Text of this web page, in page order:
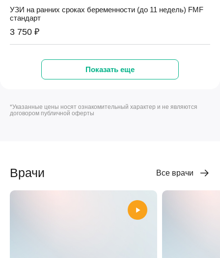
УЗИ на ранних сроках беременности (до 11 недель) FMF
стандарт
3 750 ₽
Оперативные вмешательства
23 507 ₽
Субтотальная гистерэктомия (ампутация матки) с
использованием видеоэндоскопических технологий 1
Показать еще
*Указанные цены носят ознакомительный характер и не являются
договором публичной оферты
Врачи Все врачи